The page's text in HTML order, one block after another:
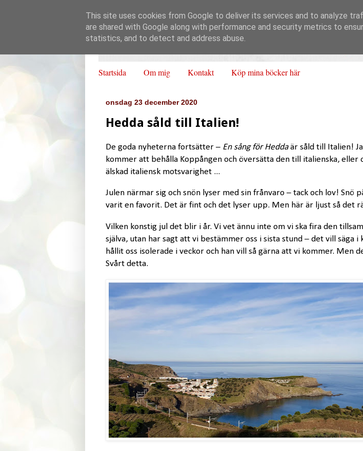
Startsida Om mig Kontakt Köp mina böcker här
onsdag 23 december 2020
Hedda såld till Italien!
De goda nyheterna fortsätter – En sång för Heddaär såld till Italien!
kommer att behålla Koppången och översätta den till italienska, eller
älskad italiensk motsvarighet ...
Julen närmar sig och snön lyser med sin frånvaro – tack och lov! Snö
varit en favorit. Det är fint och det lyser upp. Men här är ljust så det
Vilken konstig jul det blir i år. Vi vet ännu inte om vi ska fira den
själva, utan har sagt att vi bestämmer oss i sista stund – det vill säga i
hållit oss isolerade i veckor och han vill så gärna att vi kommer. Men
Svårt detta.
This site uses cookies from Google to deliver its services and to analyze
are shared with Google along with performance and security metrics to
statistics, and to detect and address abuse.